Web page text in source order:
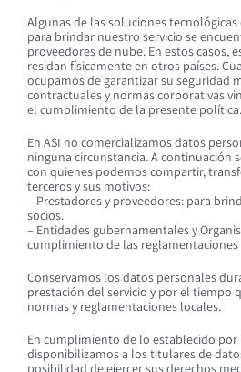
Algunas de las soluciones
para brindar nuestro servicio se
proveedores de nube. En estos casos,
residan físicamente en otros países.
ocupamos de garantizar su seguridad
contractuales y normas corporativas
el cumplimiento de la presente política.
En ASI no comercializamos datos
ninguna circunstancia. A continuación
con quienes podemos compartir,
terceros y sus motivos:
– Prestadores y proveedores: para
socios.
– Entidades gubernamentales y
cumplimiento de las reglamentaciones
Conservamos los datos personales
prestación del servicio y por el tiempo
normas y reglamentaciones locales.
En cumplimiento de lo establecido por
disponibilizamos a los titulares de
posibilidad de ejercer sus derechos